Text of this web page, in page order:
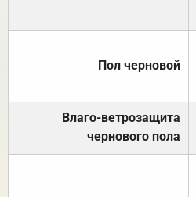
Пол черновой
Влаго-ветрозащита
чернового пола